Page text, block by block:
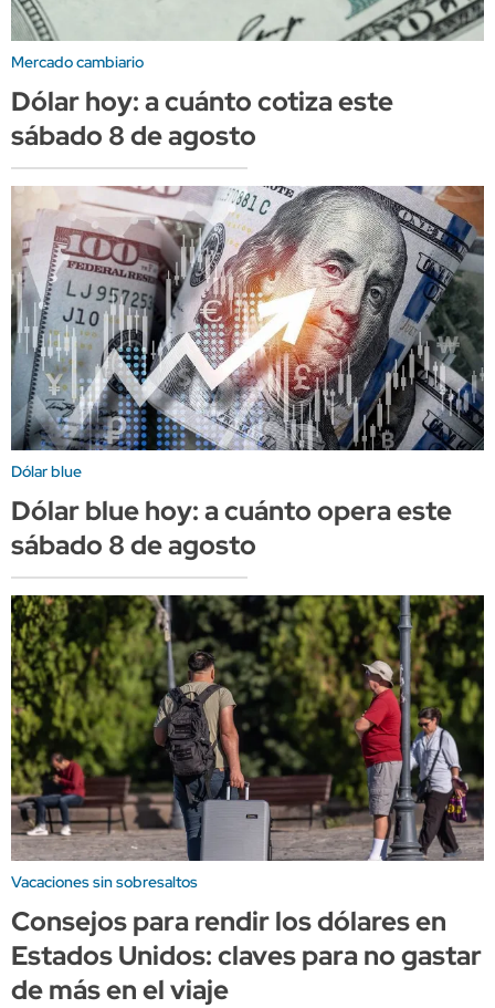
Mercado cambiario
Dólar hoy: a cuánto cotiza este
sábado 8 de agosto
Dólar blue
Dólar blue hoy: a cuánto opera este
sábado 8 de agosto
Vacaciones sin sobresaltos
Consejos para rendir los dólares en
Estados Unidos: claves para no gastar
de más en el viaje